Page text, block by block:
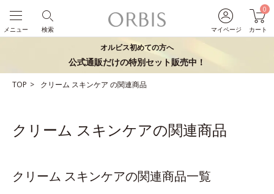
マイページ
0
カート
検索
メニュー
オルビス初めての方へ
公式通販だけの特別セット販売中！
TOP クリーム スキンケア の関連商品
クリーム スキンケアの関連商品
クリーム スキンケアの関連商品一覧